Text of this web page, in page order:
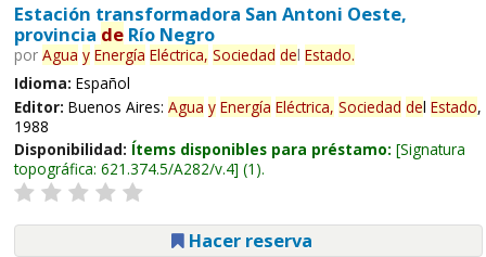
Estación transformadora San Antoni Oeste,
provincia deRío Negro
por Agua y Energía Eléctrica, Sociedad del Estado.
Idioma: Español
Editor: Buenos Aires: Agua y Energía Eléctrica, Sociedad del Estado,
1988
Disponibilidad: Ítems disponibles para préstamo: Signatura
topográfica: 621.374.5/A282/v.4 (1).
Hacer reserva